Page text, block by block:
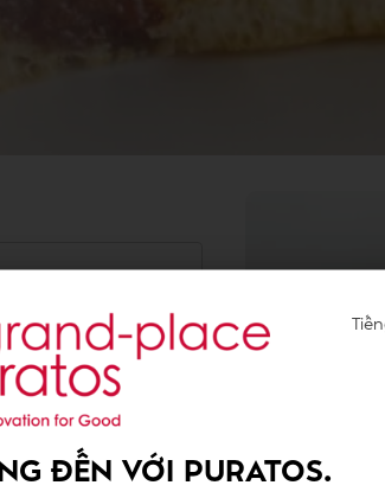
1000
20
ĐẾN VỚI PURATOS.